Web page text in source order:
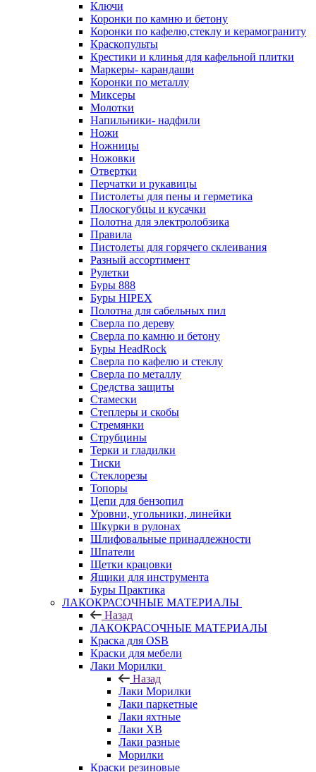
Ключи
Коронки по камню и бетону
Коронки по кафелю,стеклу и керамограниту
Краскопульты
Крестики и клинья для кафельной плитки
Маркеры- карандаши
Коронки по металлу
Миксеры
Молотки
Напильники- надфили
Ножи
Ножницы
Ножовки
Отвертки
Перчатки и рукавицы
Пистолеты для пены и герметика
Плоскогубцы и кусачки
Полотна для электролобзика
Правила
Пистолеты для горячего склеивания
Разный ассортимент
Рулетки
Буры 888
Буры HIPEX
Полотна для сабельных пил
Сверла по дереву
Сверла по камню и бетону
Буры HeadRock
Сверла по кафелю и стеклу
Сверла по металлу
Средства защиты
Стамески
Степлеры и скобы
Стремянки
Струбцины
Терки и гладилки
Тиски
Стеклорезы
Топоры
Цепи для бензопил
Уровни, угольники, линейки
Шкурки в рулонах
Шлифовальные принадлежности
Шпатели
Щетки крацовки
Ящики для инструмента
Буры Практика
ЛАКОКРАСОЧНЫЕ МАТЕРИАЛЫ
Назад
ЛАКОКРАСОЧНЫЕ МАТЕРИАЛЫ
Краска для OSB
Краски для мебели
Лаки Морилки
Назад
Лаки Морилки
Лаки паркетные
Лаки яхтные
Лаки ХВ
Лаки разные
Морилки
Краски резиновые